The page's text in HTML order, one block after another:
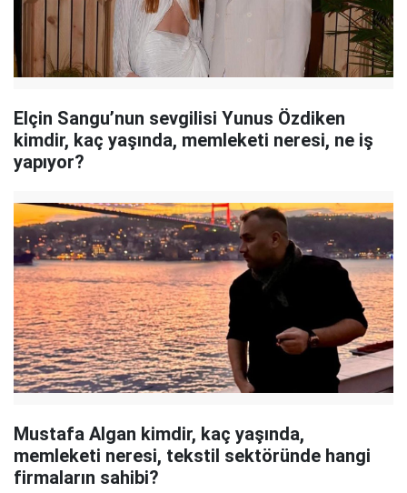
Elçin Sangu’nun sevgilisi Yunus Özdiken
kimdir, kaç yaşında, memleketi neresi, ne iş
yapıyor?
Mustafa Algan kimdir, kaç yaşında,
memleketi neresi, tekstil sektöründe hangi
firmaların sahibi?